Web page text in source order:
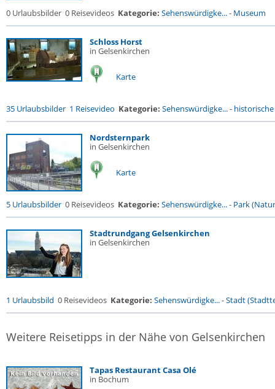
0 Urlaubsbilder 0 Reisevideos Kategorie: Sehenswürdigke...- Museum
Schloss Horst
in Gelsenkirchen
Karte
35 Urlaubsbilder 1 Reisevideo Kategorie: Sehenswürdigke...- historische
Nordsternpark
in Gelsenkirchen
Karte
5 Urlaubsbilder 0 Reisevideos Kategorie: Sehenswürdigke...- Park
Stadtrundgang Gelsenkirchen
in Gelsenkirchen
1 Urlaubsbild 0 Reisevideos Kategorie: Sehenswürdigke...-Stadt
Weitere Reisetipps in der Nähe von Gelsenkirchen
Tapas Restaurant Casa Olé
in Bochum